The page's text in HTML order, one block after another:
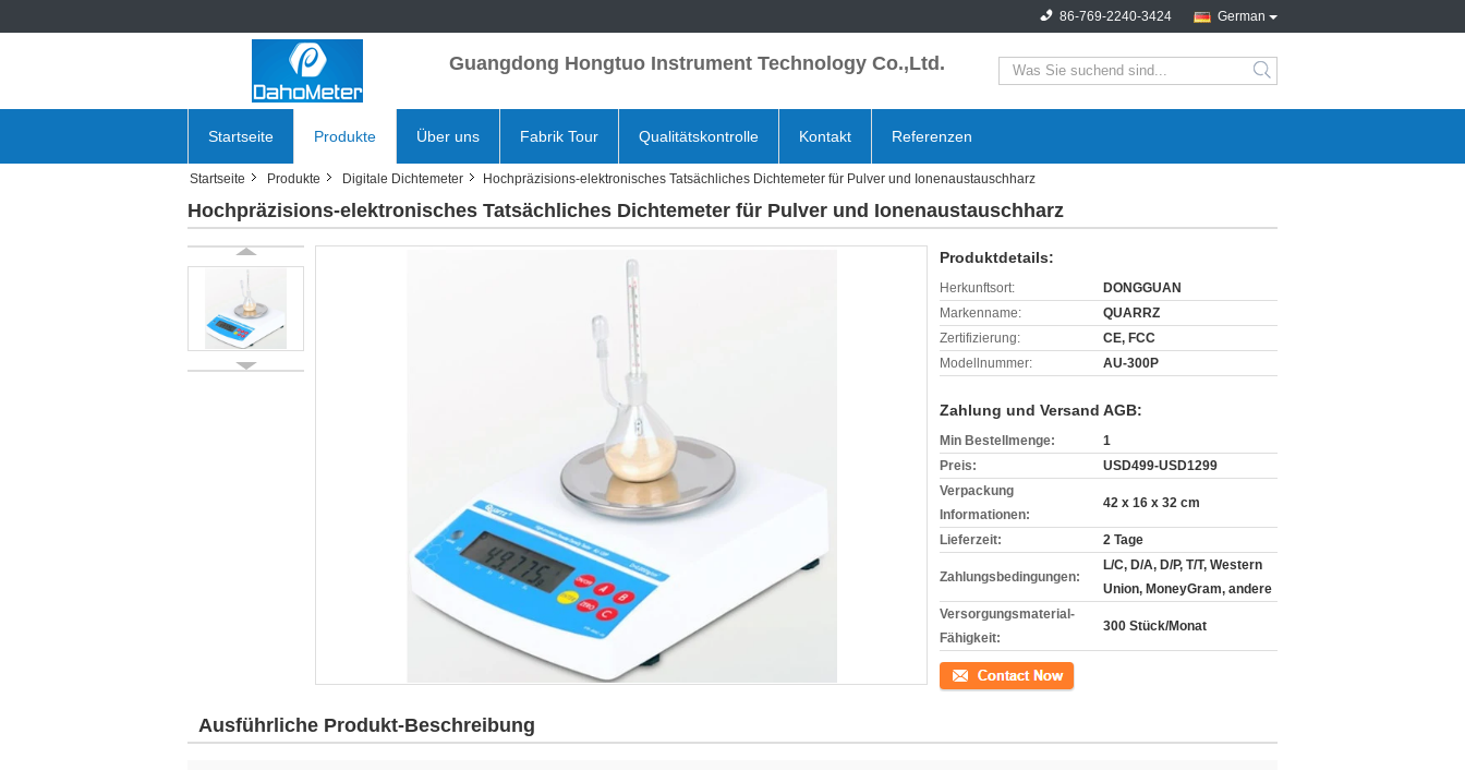
German
86-769-2240-3424
Guangdong Hongtuo Instrument Technology Co.,Ltd.
search
Startseite Produkte Über uns Fabrik Tour Qualitätskontrolle Kontakt Referenzen
Startseite Produkte Digitale Dichtemeter Hochpräzisions-elektronisches Tatsächliches Dichtemeter für Pulver und Ionenaustauschharz
Hochpräzisions-elektronisches Tatsächliches Dichtemeter für Pulver und Ionenaustauschharz
Produktdetails:
Herkunftsort:
DONGGUAN
Markenname:
QUARRZ
Zertifizierung:
CE, FCC
Modellnummer:
AU-300P
Zahlung und Versand AGB:
Min Bestellmenge:
1
Preis:
USD499-USD1299
Verpackung
Informationen:
42 x 16 x 32 cm
Lieferzeit: 2 Tage
Zahlungsbedingungen:
L/C, D/A, D/P, T/T, Western
Union, MoneyGram, andere
Versorgungsmaterial-
Fähigkeit:
300 Stück/Monat
Kontakt
Ausführliche Produkt-Beschreibung